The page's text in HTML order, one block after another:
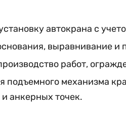
автокрана с
выравнивание и
работ,
подъемного механизма
анкерных точек.